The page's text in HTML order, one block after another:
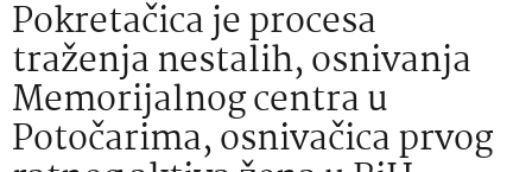
Pokretačica je procesa
traženja nestalih, osnivanja
Memorijalnog centra u
Potočarima, osnivačica prvog